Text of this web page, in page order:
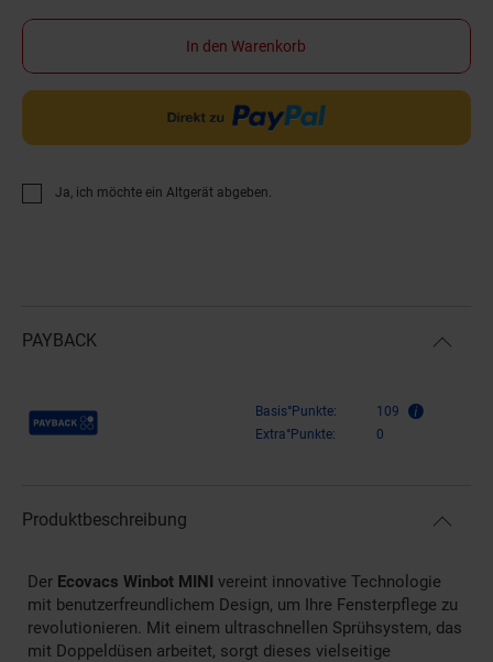
In den Warenkorb
Ja, ich möchte ein Altgerät abgeben.
PAYBACK
Payback Punkte Basis°Punkte:
109
Extra°Punkte:
0
Produktbeschreibung
Der Ecovacs Winbot MINI vereint innovative Technologie
mit benutzerfreundlichem Design, um Ihre Fensterpflege zu
revolutionieren. Mit einem ultraschnellen Sprühsystem, das
mit Doppeldüsen arbeitet, sorgt dieses vielseitige